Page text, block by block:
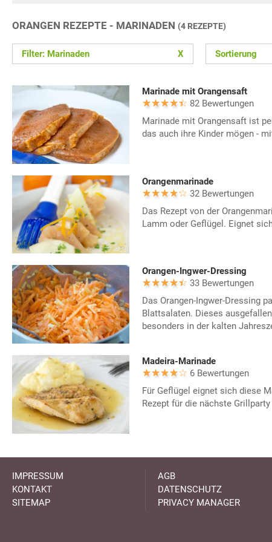
ORANGEN REZEPTE - MARINADEN (4 REZEPTE)
Filter: Marinaden X Sortierung
Marinade mit Orangensaft
82 Bewertungen
Marinade mit Orangensaft ist
das auch ihre Kinder mögen -
Orangenmarinade
32 Bewertungen
Das Rezept von der
Lamm oder Geflügel. Eignet
Orangen-Ingwer-Dressing
33 Bewertungen
Das Orangen-Ingwer-Dressing
Blattsalaten. Dieses
besonders in der kalten
Madeira-Marinade
6 Bewertungen
Für Geflügel eignet sich diese
Rezept für die nächste
IMPRESSUM
KONTAKT
SITEMAP
AGB
DATENSCHUTZ
PRIVACY MANAGER